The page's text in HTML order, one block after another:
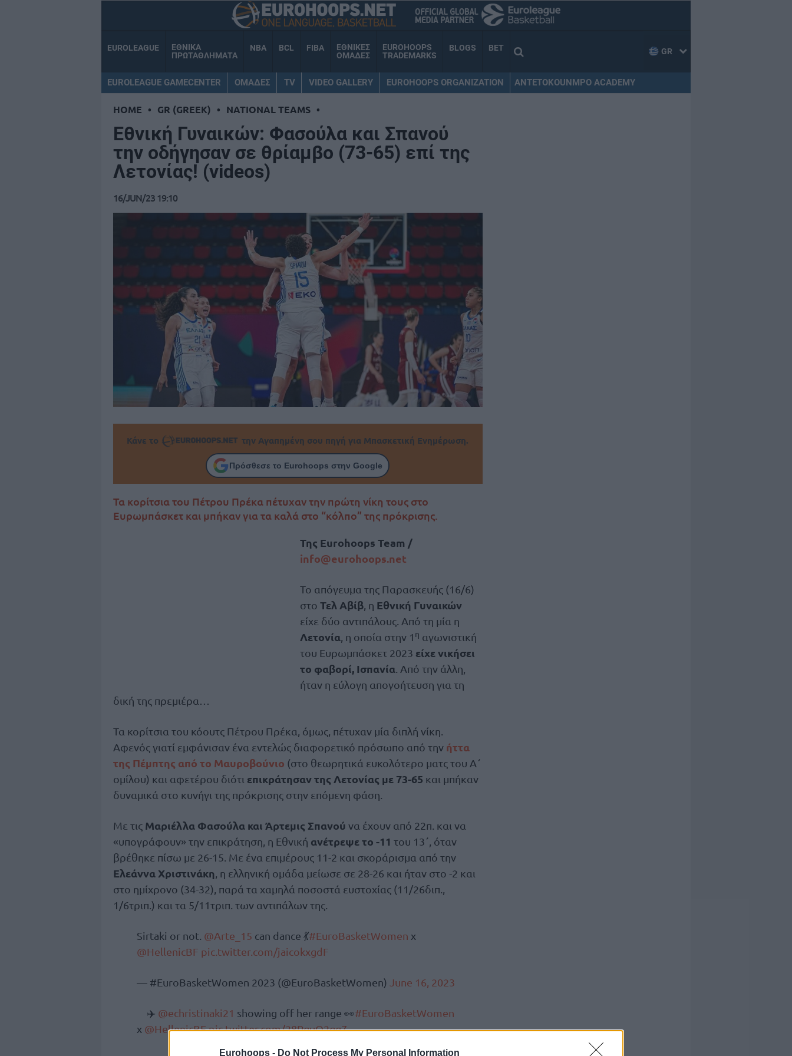
Eurohoops - Do Not Process My Personal Information
EUROLEAGUE
ΕΘΝΙΚΑ
ΠΡΩΤΑΘΛΗΜΑΤΑ
NBA BCL FIBA
ΕΘΝΙΚΕΣ
ΟΜΑΔΕΣ
EUROHOOPS
TRADEMARKS
BLOGS BET GR
EUROLEAGUE GAMECENTER ΟΜΑΔΕΣ TV VIDEO GALLERY EUROHOOPS ORGANIZATION ANTETOKOUNMPO ACADEMY
HOME • GR (GREEK) • NATIONAL TEAMS •
Εθνική Γυναικών: Φασούλα και Σπανού
την οδήγησαν σε θρίαμβο (73-65) επί της
Λετονίας! (videos)
16/JUN/23 19:10
Κάνε το την Αγαπημένη σου πηγή για Μπασκετική Ενημέρωση.
Πρόσθεσε το Eurohoops στην Google
Τα κορίτσια του Πέτρου Πρέκα πέτυχαν την πρώτη νίκη τους στο
Ευρωμπάσκετ και μπήκαν για τα καλά στο “κόλπο” της πρόκρισης.
Της Eurohoops Team /
info@eurohoops.net
Το απόγευμα της Παρασκευής (16/6)
στο Τελ Αβίβ, η Εθνική Γυναικών
είχε δύο αντιπάλους. Από τη μία η
Λετονία , η οποία στην 1 η αγωνιστική
του Ευρωμπάσκετ 2023 είχε νικήσει
το φαβορί, Ισπανία . Από την άλλη,
ήταν η εύλογη απογοήτευση για τη
δική της πρεμιέρα…
Τα κορίτσια του κόουτς Πέτρου Πρέκα, όμως, πέτυχαν μία διπλή νίκη.
Αφενός γιατί εμφάνισαν ένα εντελώς διαφορετικό πρόσωπο από την ήττα
της Πέμπτης από το Μαυροβούνιο (στο θεωρητικά ευκολότερο ματς του Α΄
ομίλου) και αφετέρου διότι επικράτησαν της Λετονίας με 73-65 και μπήκαν
δυναμικά στο κυνήγι της πρόκρισης στην επόμενη φάση.
Με τις Μαριέλλα Φασούλα και Άρτεμις Σπανού να έχουν από 22π. και να
«υπογράφουν» την επικράτηση, η Εθνική ανέτρεψε το -11 του 13΄, όταν
βρέθηκε πίσω με 26-15. Με ένα επιμέρους 11-2 και σκοράρισμα από την
Ελεάννα Χριστινάκη , η ελληνική ομάδα μείωσε σε 28-26 και ήταν στο -2 και
στο ημίχρονο (34-32), παρά τα χαμηλά ποσοστά ευστοχίας (11/26διπ.,
1/6τριπ.) και τα 5/11τριπ. των αντιπάλων της.
Sirtaki or not. @Arte_15 can dance 💃#EuroBasketWomen x
@HellenicBF pic.twitter.com/jaicokxgdF
— #EuroBasketWomen 2023 (@EuroBasketWomen) June 16, 2023
✈️ @echristinaki21 showing off her range 👀#EuroBasketWomen
x @HellenicBFpic.twitter.com/28PguQ2gg7